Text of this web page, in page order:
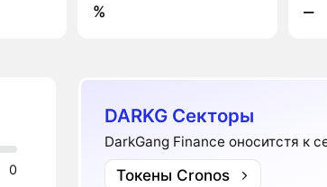
%
‒
0
DARKG Секторы
DarkGang Finance оноситстя к
Токены Cronos